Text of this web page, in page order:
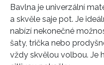
Bavlna je univerzální
a skvěle saje pot. Je
nabízí nekonečné
šaty, trička nebo
vždy skvělou volbou. Je